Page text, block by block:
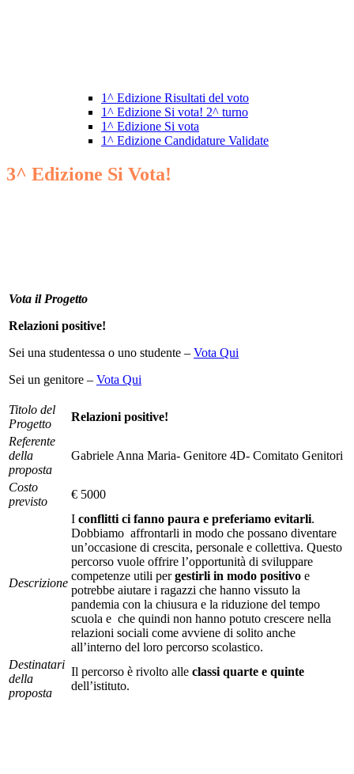
1^ Edizione Risultati del voto
1^ Edizione Si vota! 2^ turno
1^ Edizione Si vota
1^ Edizione Candidature Validate
3^ Edizione Si Vota!
Vota il Progetto
Relazioni positive!
Sei una studentessa o uno studente – Vota Qui
Sei un genitore – Vota Qui
Titolo del
Progetto
Relazioni positive!
Referente
della
proposta
Gabriele Anna Maria- Genitore 4D- Comitato Genitori
Costo
previsto
€ 5000
Descrizione
I conflitti ci fanno paura e preferiamo evitarli.
Dobbiamo affrontarli in modo che possano diventare
un’occasione di crescita, personale e collettiva. Questo
percorso vuole offrire l’opportunità di sviluppare
competenze utili pergestirli in modo positivo e
potrebbe aiutare i ragazzi che hanno vissuto la
pandemia con la chiusura e la riduzione del tempo
scuola e che quindi non hanno potuto crescere nella
relazioni sociali come avviene di solito anche
all’interno del loro percorso scolastico.
Destinatari
della
proposta
Il percorso è rivolto alle classi quarte e quinte
dell’istituto.